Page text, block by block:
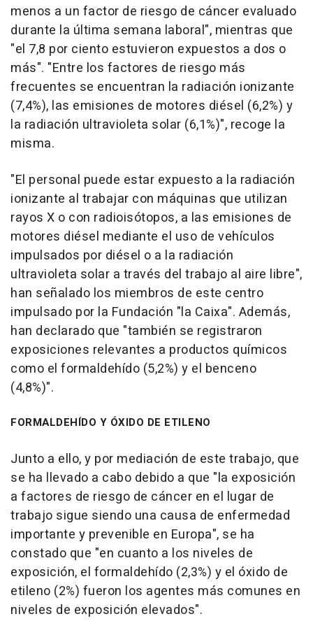
menos a un factor de riesgo de cáncer evaluado
durante la última semana laboral", mientras que
"el 7,8 por ciento estuvieron expuestos a dos o
más". "Entre los factores de riesgo más
frecuentes se encuentran la radiación ionizante
(7,4%), las emisiones de motores diésel (6,2%) y
la radiación ultravioleta solar (6,1%)", recoge la
misma.
"El personal puede estar expuesto a la radiación
ionizante al trabajar con máquinas que utilizan
rayos X o con radioisótopos, a las emisiones de
motores diésel mediante el uso de vehículos
impulsados por diésel o a la radiación
ultravioleta solar a través del trabajo al aire libre",
han señalado los miembros de este centro
impulsado por la Fundación "la Caixa". Además,
han declarado que "también se registraron
exposiciones relevantes a productos químicos
como el formaldehído (5,2%) y el benceno
(4,8%)".
FORMALDEHÍDO Y ÓXIDO DE ETILENO
Junto a ello, y por mediación de este trabajo, que
se ha llevado a cabo debido a que "la exposición
a factores de riesgo de cáncer en el lugar de
trabajo sigue siendo una causa de enfermedad
importante y prevenible en Europa", se ha
constado que "en cuanto a los niveles de
exposición, el formaldehído (2,3%) y el óxido de
etileno (2%) fueron los agentes más comunes en
niveles de exposición elevados".